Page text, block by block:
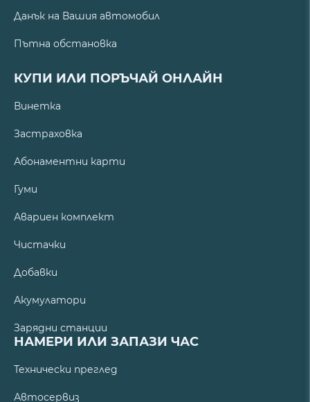
Данък на Вашия автомобил
Пътна обстановка
КУПИ ИЛИ ПОРЪЧАЙ ОНЛАЙН
Винетка
Застраховка
Абонаментни карти
Гуми
Авариен комплект
Чистачки
Добавки
Акумулатори
Зарядни станции
НАМЕРИ ИЛИ ЗАПАЗИ ЧАС
Технически преглед
Автосервиз